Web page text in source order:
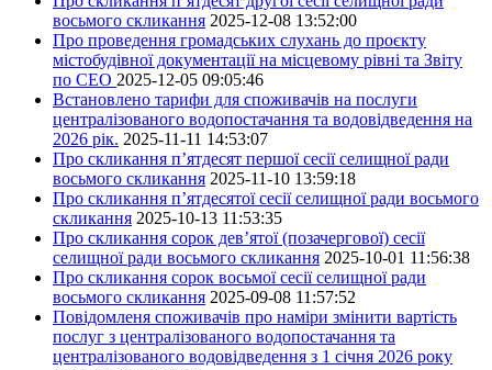
восьмого скликання 2025-12-08 13:52:00
Про проведення громадських слухань до проєкту
містобудівної документації на місцевому рівні та Звіту
по СЕО 2025-12-05 09:05:46
Встановлено тарифи для споживачів на послуги
централізованого водопостачання та водовідведення на
2026 рік. 2025-11-11 14:53:07
Про скликання п’ятдесят першої сесії селищної ради
восьмого скликання 2025-11-10 13:59:18
Про скликання п’ятдесятої сесії селищної ради восьмого
скликання 2025-10-13 11:53:35
Про скликання сорок дев’ятої (позачергової) сесії
селищної ради восьмого скликання 2025-10-01 11:56:38
Про скликання сорок восьмої сесії селищної ради
восьмого скликання 2025-09-08 11:57:52
Повідомленя споживачів про наміри змінити вартість
послуг з централізованого водопостачання та
централізованого водовідведення з 1 січня 2026 року